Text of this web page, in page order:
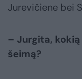
Jurevičiene bei
– Jurgita,
šeimą?